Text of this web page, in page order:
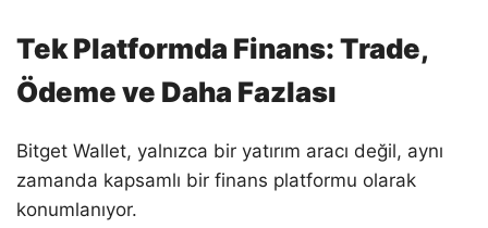
Tek Platformda Finans: Trade,
Ödeme ve Daha Fazlası
Bitget Wallet, yalnızca bir yatırım aracı değil, aynı
zamanda kapsamlı bir finans platformu olarak
konumlanıyor.